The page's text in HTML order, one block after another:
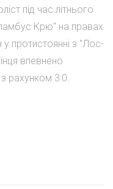
під час літнього
Крю" на правах
у протистоянні з "Лос-
впевнено
рахунком 3:0.